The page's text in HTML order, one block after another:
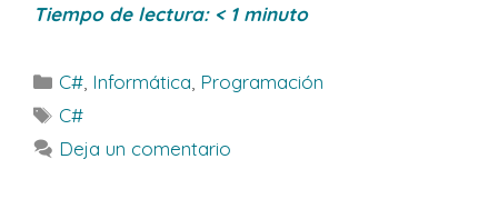
Tiempo de lectura: < 1 minuto
Categorías
C# Informática Programación
Etiquetas
C#
Deja un comentario